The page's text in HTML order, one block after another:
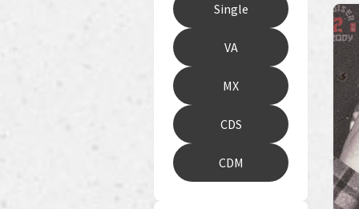
Single
VA
MX
CDS
CDM